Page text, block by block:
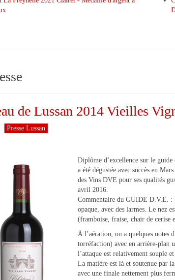
de Lussan 2014 Vieilles
Presse Lussan
Diplôme d’excellence sur le
a été dégustée avec succès en
des Vins DVE pour ses qualités
avril 2016.
Commentaire du GUIDE D.V.E. :
opaque, avec des larmes. Le nez
(framboise, fraise, chair de cerise
À l’aération, on a quelques notes
torréfaction) avec en arrière-plan
l’attaque est relativement souple
La matière est là et soutenue par
avec une finale nettement plus